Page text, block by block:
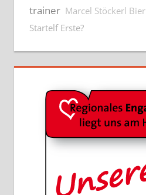
trainer Marcel Stöckerl Bier
Startelf Erste?